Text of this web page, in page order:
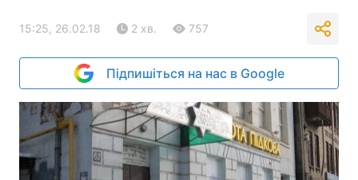
15:25, 26.02.18 2 хв. 757
Підпишіться на нас в Google